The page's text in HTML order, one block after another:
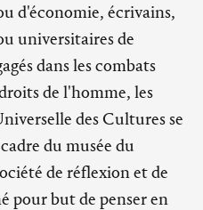
d'économie, écrivains,
universitaires de
dans les combats
de l'homme, les
des Cultures se
du musée du
de réflexion et de
pour but de penser en